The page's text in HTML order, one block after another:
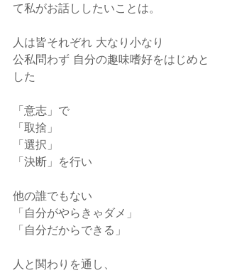
て私がお話ししたいことは。
人は皆それぞれ 大なり小なり
公私問わず 自分の趣味嗜好をはじめと
した
「意志」で
「取捨」
「選択」
「決断」を行い
他の誰でもない
「自分がやらきゃダメ」
「自分だからできる」
人と関わりを通し、